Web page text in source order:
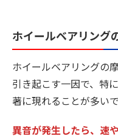
ホイールベアリング
ホイールベアリングの
引き起こす一因で、特
著に現れることが多いで
異音が発生したら、速